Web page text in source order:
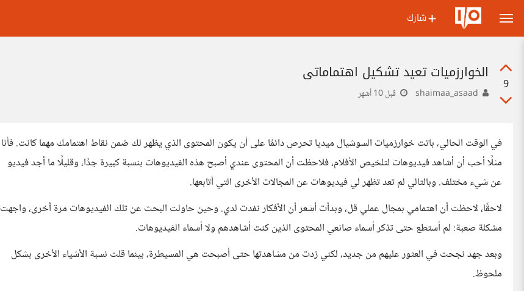
شارك
9
الخوارزميات تعيد تشكيل اهتماماتي
قبل 10 أشهر
في الوقت الحالي، باتت خوارزميات السوشيال ميديا تحرص دائمًا على أن يكون المحتوى الذي يظهر لك ضمن نقاط اهتمامك مهما كانت. فأنا
مثلًا أحب أن أشاهد فيديوهات لتلخيص الأفلام، فلاحظت أن المحتوى عندي أصبح هذه الفيديوهات بنسبة كبيرة جدًا، وقليلًا ما أجد فيديو
عن شيء مختلف. وبالتالي لم تعد تظهر لي فيديوهات عن المجالات الأخرى التي أتابعها.
لاحقًا، لاحظت أن اهتمامي بمجال عملي قل، وبدأت أشعر أن الأفكار نفدت لدي. وحين حاولت البحث عن تلك الفيديوهات مرة أخرى، واجهت
مشكلة صعبة: لم أستطع حتى تذكر أسماء صانعي المحتوى الذين كنت أشاهدهم ولا أسماء الفيديوهات.
وبعد جهد نجحت في العثور عليهم من جديد، لكني زدت من مشاهدتها حتى أصبحت هي المسيطرة، بينما قلت نسبة الأشياء الأخرى بشكل
ملحوظ.